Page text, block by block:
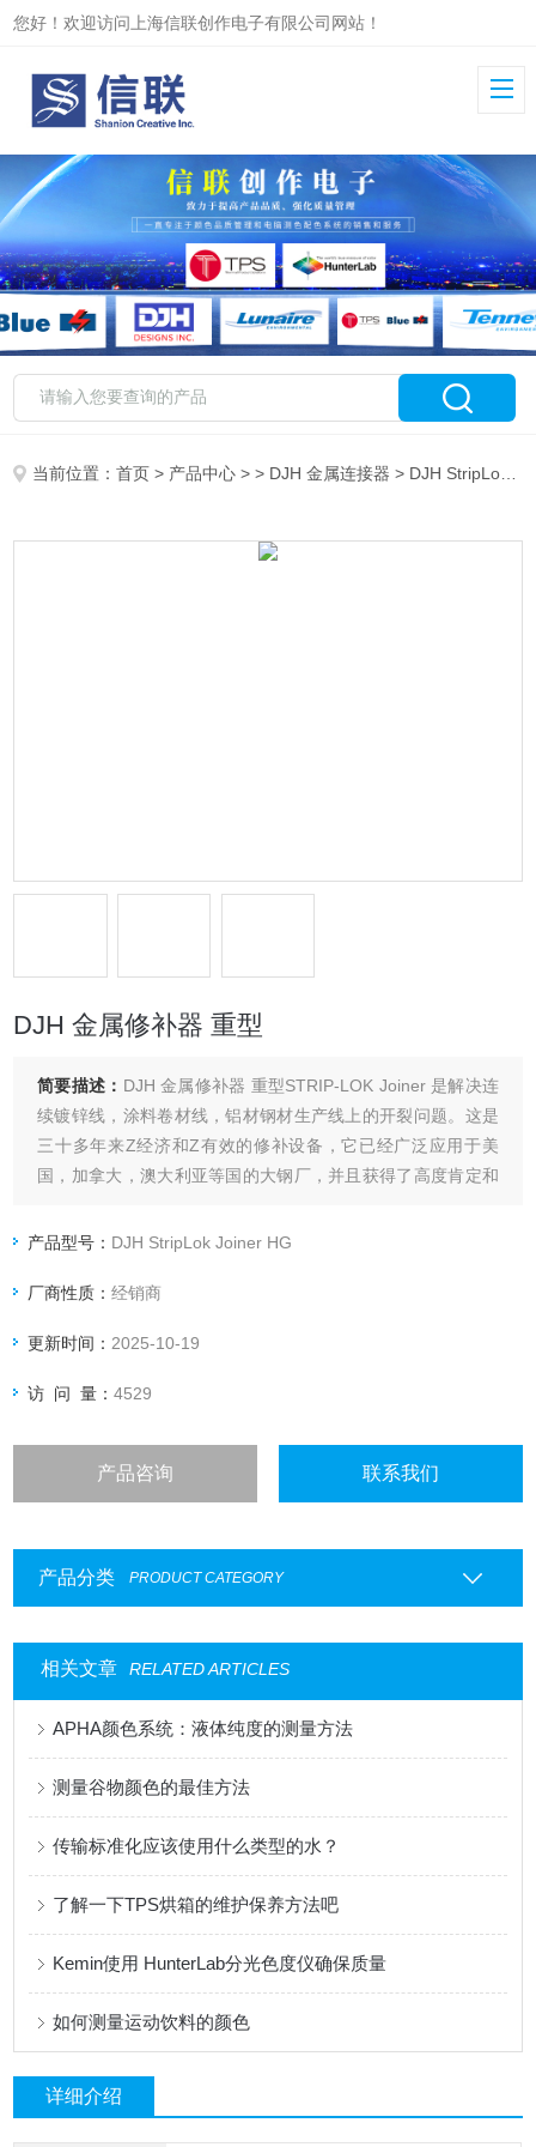
您好！欢迎访问上海信联创作电子有限公司网站！
当前位置：首页 > 产品中心 > > DJH 金属连接器 > DJH StripLok Joiner HGDJH 金属修补器 重型
DJH 金属修补器 重型
简要描述： DJH 金属修补器 重型STRIP-LOK Joiner 是解决连
续镀锌线，涂料卷材线，铝材钢材生产线上的开裂问题。这是
三十多年来Z经济和Z有效的修补设备，它已经广泛应用于美
国，加拿大，澳大利亚等国的大钢厂，并且获得了高度肯定和
产品型号： DJH StripLok Joiner HG
厂商性质：经销商
更新时间： 2025-10-19
访 问 量：4529
产品咨询 联系我们
产品分类 PRODUCT CATEGORY
相关文章 RELATED ARTICLES
APHA颜色系统：液体纯度的测量方法
测量谷物颜色的最佳方法
传输标准化应该使用什么类型的水？
了解一下TPS烘箱的维护保养方法吧
Kemin使用 HunterLab分光色度仪确保质量
如何测量运动饮料的颜色
详细介绍